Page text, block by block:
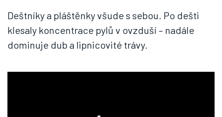
Deštníky a pláštěnky všude s sebou. Po dešti
klesaly koncentrace pylů v ovzduší – nadále
dominuje dub a lipnicovité trávy.